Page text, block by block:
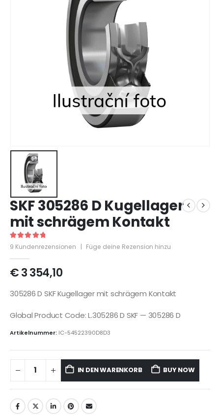
SKF 305286 D Kugellager
mit schrägem Kontakt
5 out of 5
9 Kundenrezensionen | Füge deine Rezension hinzu
€3 354,10
305286 D SKF Kugellager mit schrägem Kontakt
Global Product Code: L.305286 D SKF — 305286 D
Artikelnummer: IC-54522390D8D3
IN DEN WARENKORB BUY NOW